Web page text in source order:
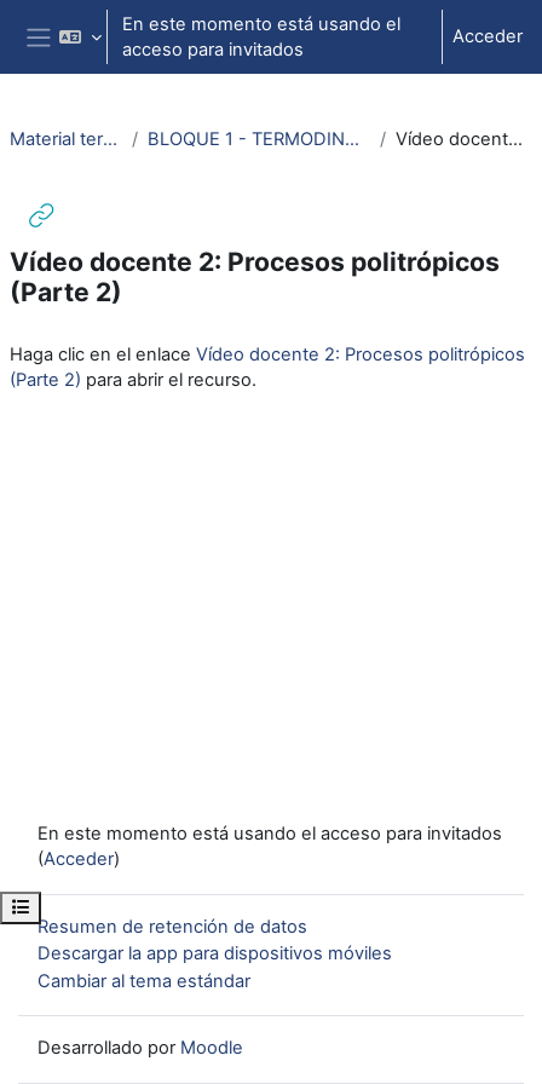
Salta al contenido principal
Panel lateral
En este momento está usando el
acceso para invitados
Acceder
Abrir índice del curso
Material termodinámica e ing. térmica BLOQUE 1 - TERMODINÁMICA: Tema 2. Primer Principio de la Termodinámica Vídeo docente 2: Procesos politrópicos (Parte 2)
Vídeo docente 2: Procesos politrópicos
(Parte 2)
Haga clic en el enlace Vídeo docente 2: Procesos politrópicos
(Parte 2) para abrir el recurso.
En este momento está usando el acceso para invitados
(Acceder)
Resumen de retención de datos
Descargar la app para dispositivos móviles
Cambiar al tema estándar
Desarrollado por Moodle